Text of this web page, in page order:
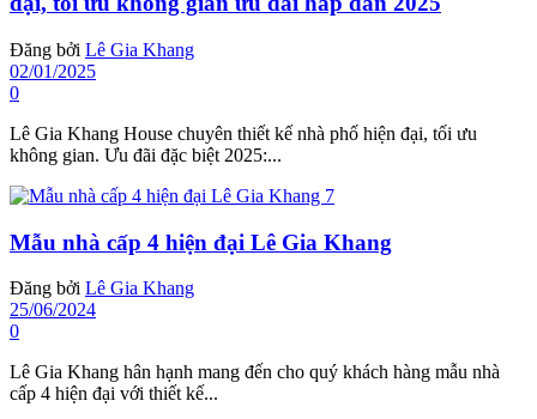
Đăng bởi Lê Gia Khang
02/01/2025
0
Lê Gia Khang House chuyên thiết kế nhà phố hiện đại, tối ưu
không gian. Ưu đãi đặc biệt 2025:...
Mẫu nhà cấp 4 hiện đại Lê Gia Khang
Đăng bởi Lê Gia Khang
25/06/2024
0
Lê Gia Khang hân hạnh mang đến cho quý khách hàng mẫu nhà
cấp 4 hiện đại với thiết kế...